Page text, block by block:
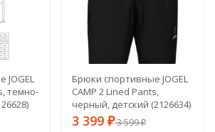
JOGEL
темно-
Брюки спортивные JOGEL
CAMP 2 Lined Pants,
черный, детский (2126634)
3 399 ₽3 599₽